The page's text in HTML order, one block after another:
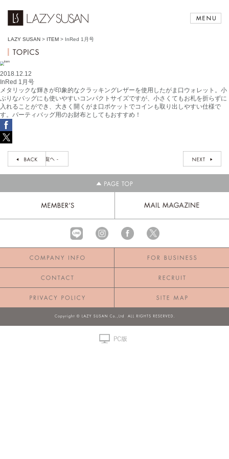
LAZY SUSAN > ITEM > InRed 1月号
2018.12.12
InRed 1月号
メタリックな輝きが印象的なクラッキングレザーを使用したがま口ウォレット。小
ぶりなバッグにも使いやすいコンパクトサイズですが、小さくてもお札を折らずに
入れることができ、大きく開くがま口ポケットでコインも取り出しやすい仕様で
す。パーティバッグ用のお財布としてもおすすめ！